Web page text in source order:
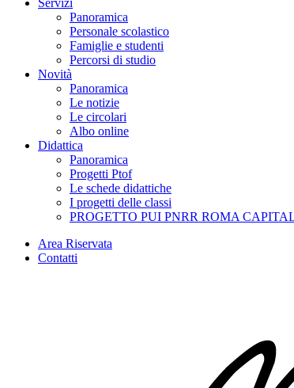
Servizi
Panoramica
Personale scolastico
Famiglie e studenti
Percorsi di studio
Novità
Panoramica
Le notizie
Le circolari
Albo online
Didattica
Panoramica
Progetti Ptof
Le schede didattiche
I progetti delle classi
PROGETTO PUI PNRR ROMA
Area Riservata
Contatti